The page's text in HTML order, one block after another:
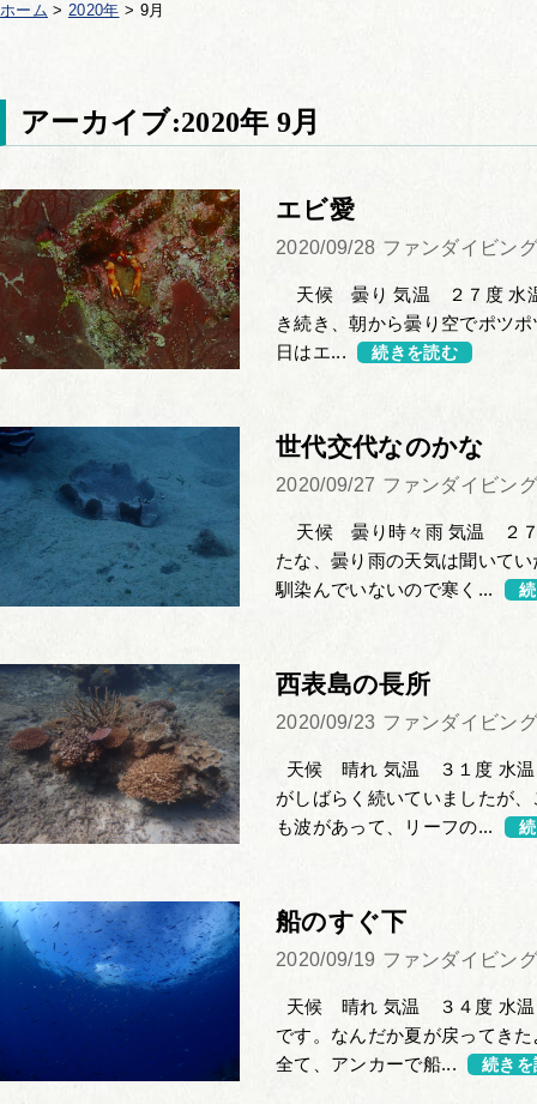
ホーム > 2020年 > 9月
アーカイブ:2020年 9月
エビ愛
2020/09/28 ファンダイビン
天候 曇り 気温 ２７度 水
き続き、朝から曇り空でポツ
日はエ...
続きを読む
世代交代なのかな
2020/09/27 ファンダイビン
天候 曇り時々雨 気温 ２
たな、曇り雨の天気は聞いて
馴染んでいないので寒く...
西表島の長所
2020/09/23 ファンダイビン
天候 晴れ 気温 ３１度 水
がしばらく続いていましたが
も波があって、リーフの...
船のすぐ下
2020/09/19 ファンダイビン
天候 晴れ 気温 ３４度 水
です。なんだか夏が戻ってき
全て、アンカーで船...
続き